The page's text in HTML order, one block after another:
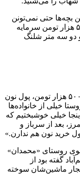
بچه‌ها حتی نمی‌تونن
بنزین‌فروش بشن. بنزین‌فروشی حداقل ۵۰۰ هزار تومن سرمایه
۲۰ لیتری و ۷۰ لیتری و دو سه متر شلنگ
«خیلی زیاده خانوم. توی روستای کریم‌آباد، ۵۰۰ هزار تومن، پول نون
این روستا خیلی از خانواده‌ها
خیلی خوشبختیم که
بعد از سرباز و
خرید نون هم ندارن.»
روستای «محمدان»
گفته بود از
سوخت‌بر در انفجار ماشین‌شان سوخته